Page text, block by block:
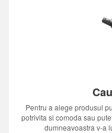
Pentru a alege produsul
potrivita si comoda sau
dumneavoastra v-a